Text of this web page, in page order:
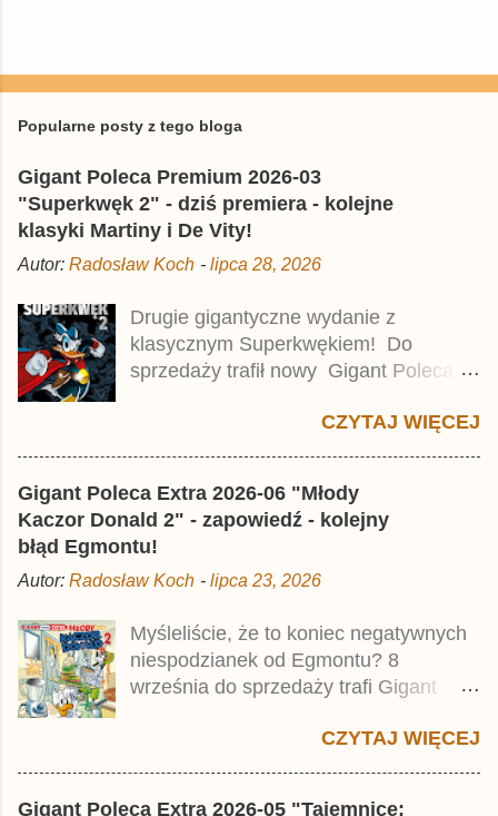
e
i
j
o
m
e
t
a
r
z
Popularne posty z tego bloga
Gigant Poleca Premium 2026-03
"Superkwęk 2" - dziś premiera - kolejne
klasyki Martiny i De Vity!
Autor: Radosław Koch - lipca 28, 2026
Drugie gigantyczne wydanie z
klasycznym Superkwękiem! Do
sprzedaży trafił nowy Gigant Poleca
Jest to kolejny 624-stronicowy tom z
wynosi 49,99 zł i zamówicie go także z
rabatem na Egmont.pl . Za przekład
odpowiadał Jacek Drewnowski.
Publikacja jest przedrukiem drugiego
Taschenbuch Phantomias Collection ,
który trafił do sprzedaży pod koniec
2025 roku.
CZYTAJ WIĘCEJ
Gigant Poleca Extra 2026-06 "Młody
Kaczor Donald 2" - zapowiedź - kolejny
błąd Egmontu!
Autor: Radosław Koch - lipca 23, 2026
Myśleliście, że to koniec negatywnych
niespodzianek od Egmontu? 8
września do sprzedaży trafi Gigant
Jednak wbrew temu, na co wskazuje
CZYTAJ WIĘCEJ
Gigant Poleca Extra 2026-05 "Tajemnice: